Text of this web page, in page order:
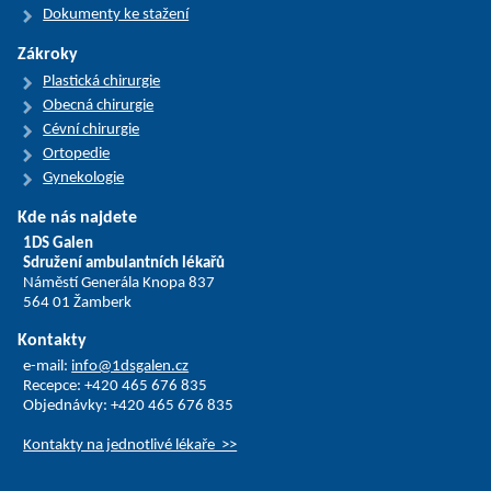
Dokumenty ke stažení
Zákroky
Plastická chirurgie
Obecná chirurgie
Cévní chirurgie
Ortopedie
Gynekologie
Kde nás najdete
1DS Galen
Sdružení ambulantních lékařů
Náměstí Generála Knopa 837
564 01 Žamberk
Kontakty
e-mail: info@1dsgalen.cz
Recepce: +420 465 676 835
Objednávky: +420 465 676 835
Kontakty na jednotlivé lékaře >>